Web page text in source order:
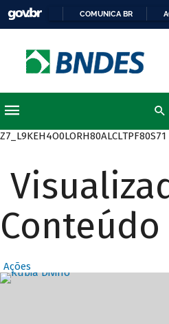
COMUNICA BR
Z7_L9KEH4O0LORH80ALCLTPF80S71
Conteúdo
Ações